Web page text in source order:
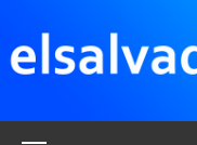
contenido